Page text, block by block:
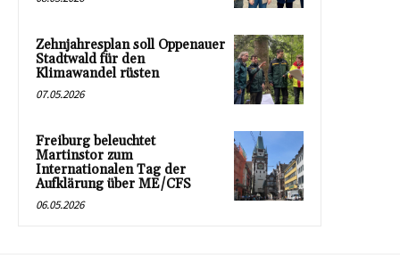
Zehnjahresplan soll Oppenauer
Stadtwald für den
Klimawandel rüsten
07.05.2026
Freiburg beleuchtet
Martinstor zum
Internationalen Tag der
Aufklärung über ME/CFS
06.05.2026